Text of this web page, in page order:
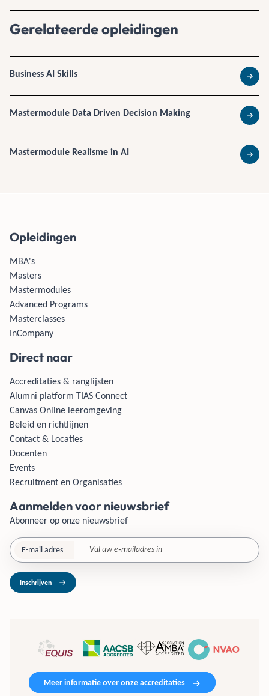
Gerelateerde opleidingen
Business AI Skills
Lees
Mastermodule Data Driven Decision Making
Lees
Mastermodule Realisme in AI
Lees
Opleidingen
MBA's
Masters
Mastermodules
Advanced Programs
Masterclasses
InCompany
Direct naar
Accreditaties & ranglijsten
Alumni platform TIAS Connect
Canvas Online leeromgeving
Beleid en richtlijnen
Contact & Locaties
Docenten
Events
Recruitment en Organisaties
Aanmelden voor nieuwsbrief
Abonneer op onze nieuwsbrief
E-mail adres
Inschrijven
Meer informatie over onze accreditaties